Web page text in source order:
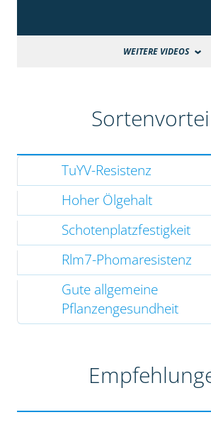
WEITERE VIDEOS
TuYV-Resistenz
Hoher Ölgehalt
Schotenplatzfestigkeit
Rlm7-Phomaresistenz
Gute allgemeine
Pflanzengesundheit